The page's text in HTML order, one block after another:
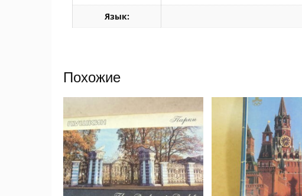
Язык:
Похожие